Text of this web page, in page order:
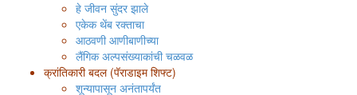
हे जीवन सुंदर झाले
एकेक थेंब रक्ताचा
आठवणी आणीबाणीच्या
लैंगिक अल्पसंख्याकांची चळवळ
क्रांतिकारी बदल (पॅराडाइम शिफ्ट)
शून्यापासून अनंतापर्यंत